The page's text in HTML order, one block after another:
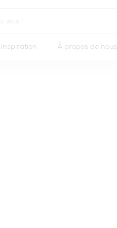
Inspiration À propos de nous